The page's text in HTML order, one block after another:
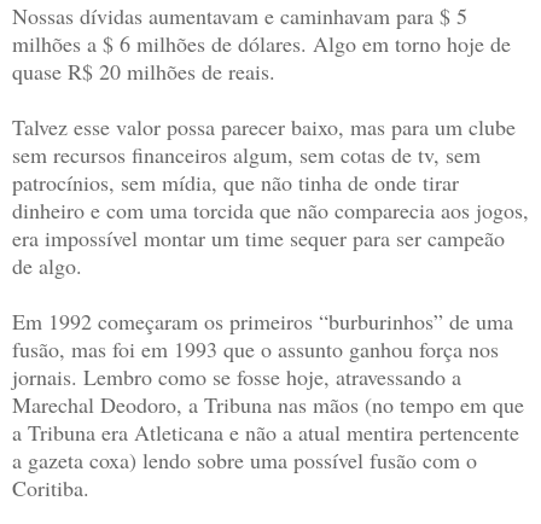
Nossas dívidas aumentavam e caminhavam para $ 5
milhões a $ 6 milhões de dólares. Algo em torno hoje de
quase R$ 20 milhões de reais.
Talvez esse valor possa parecer baixo, mas para um clube
sem recursos financeiros algum, sem cotas de tv, sem
patrocínios, sem mídia, que não tinha de onde tirar
dinheiro e com uma torcida que não comparecia aos jogos,
era impossível montar um time sequer para ser campeão
de algo.
Em 1992 começaram os primeiros “burburinhos” de uma
fusão, mas foi em 1993 que o assunto ganhou força nos
jornais. Lembro como se fosse hoje, atravessando a
Marechal Deodoro, a Tribuna nas mãos (no tempo em que
a Tribuna era Atleticana e não a atual mentira pertencente
a gazeta coxa) lendo sobre uma possível fusão com o
Coritiba.